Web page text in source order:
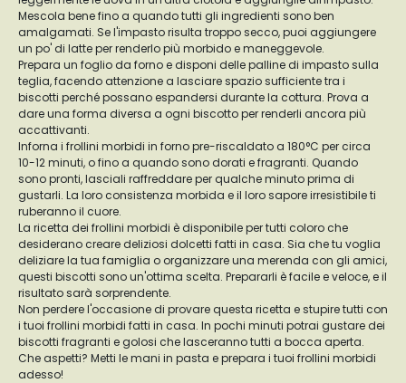
Mescola bene fino a quando tutti gli ingredienti sono ben
amalgamati. Se l'impasto risulta troppo secco, puoi aggiungere
un po' di latte per renderlo più morbido e maneggevole.
Prepara un foglio da forno e disponi delle palline di impasto sulla
teglia, facendo attenzione a lasciare spazio sufficiente tra i
biscotti perché possano espandersi durante la cottura. Prova a
dare una forma diversa a ogni biscotto per renderli ancora più
accattivanti.
Inforna i frollini morbidi in forno pre-riscaldato a 180°C per circa
10-12 minuti, o fino a quando sono dorati e fragranti. Quando
sono pronti, lasciali raffreddare per qualche minuto prima di
gustarli. La loro consistenza morbida e il loro sapore irresistibile ti
ruberanno il cuore.
La ricetta dei frollini morbidi è disponibile per tutti coloro che
desiderano creare deliziosi dolcetti fatti in casa. Sia che tu voglia
deliziare la tua famiglia o organizzare una merenda con gli amici,
questi biscotti sono un'ottima scelta. Prepararli è facile e veloce, e il
risultato sarà sorprendente.
Non perdere l'occasione di provare questa ricetta e stupire tutti con
i tuoi frollini morbidi fatti in casa. In pochi minuti potrai gustare dei
biscotti fragranti e golosi che lasceranno tutti a bocca aperta.
Che aspetti? Metti le mani in pasta e prepara i tuoi frollini morbidi
adesso!